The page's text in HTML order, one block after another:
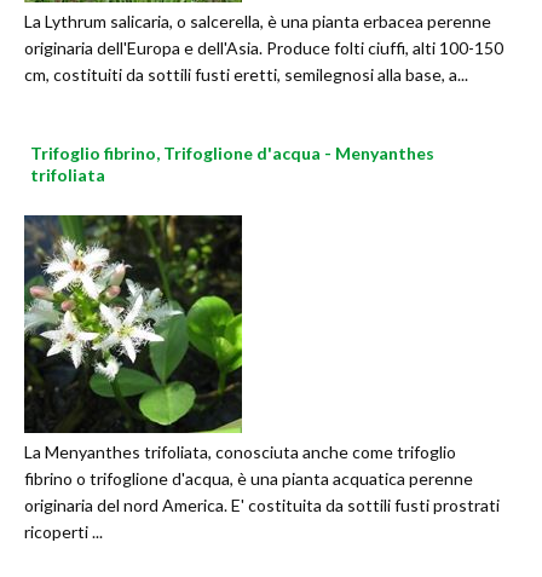
La Lythrum salicaria, o salcerella, è una pianta erbacea perenne
originaria dell'Europa e dell'Asia. Produce folti ciuffi, alti 100-150
cm, costituiti da sottili fusti eretti, semilegnosi alla base, a...
Trifoglio fibrino, Trifoglione d'acqua - Menyanthes
trifoliata
La Menyanthes trifoliata, conosciuta anche come trifoglio
fibrino o trifoglione d'acqua, è una pianta acquatica perenne
originaria del nord America. E' costituita da sottili fusti prostrati
ricoperti ...